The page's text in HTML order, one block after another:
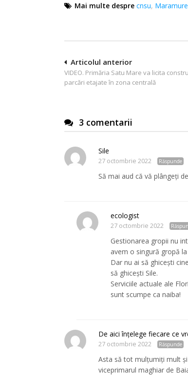
Mai multe despre cnsu,
Navigare
în
Articolul anterior
VIDEO. Primăria Satu Mare va licita
parcări etajate în zona centrală
3 comentarii
Sile
27 octombrie 2022 Răspunde
Să mai aud că vă plângeți
ecologist
27 octombrie 2022
Gestionarea gropii nu
avem o singură gropă
Dar nu ai să ghicești
să ghicești Sile.
Serviciile actuale ale
sunt scumpe ca naiba!
De aici înțelege fiecare ce
27 octombrie 2022 Răspunde
Asta să tot mulțumiți mult
viceprimarul maghiar de